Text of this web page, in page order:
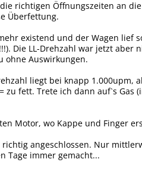
richtigen Öffnungszeiten an
Überfettung.
existend und der Wagen lief
Die LL-Drehzahl war jetzt aber
ohne Auswirkungen.
liegt bei knapp 1.000upm,
fett. Trete ich dann auf`s Gas
Motor, wo Kappe und Finger
angeschlossen. Nur
Tage immer gemacht...